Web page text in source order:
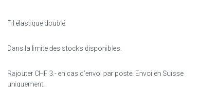
Fil élastique doublé.
Dans la limite des stocks disponibles.
Rajouter CHF 3.- en cas d’envoi par poste. Envoi en Suisse
uniquement.